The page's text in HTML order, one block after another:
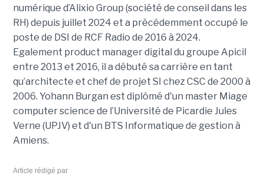
numérique d’Alixio Group (société de conseil dans les
RH) depuis juillet 2024 et a précédemment occupé le
poste de DSI de RCF Radio de 2016 à 2024.
Egalement product manager digital du groupe Apicil
entre 2013 et 2016, il a débuté sa carrière en tant
qu’architecte et chef de projet SI chez CSC de 2000 à
2006. Yohann Burgan est diplômé d'un master Miage
computer science de l’Université de Picardie Jules
Verne (UPJV) et d'un BTS Informatique de gestion à
Amiens.
Article rédigé par